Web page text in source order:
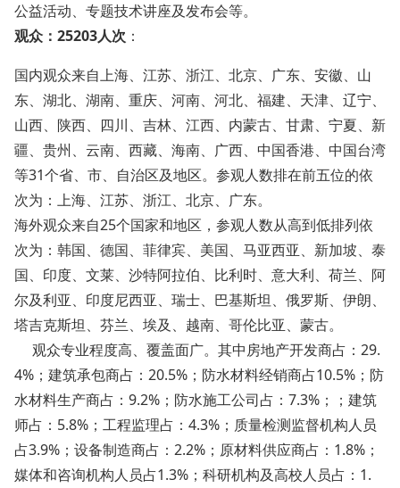
公益活动、专题技术讲座及发布会等。
观众：25203人次 ：
国内观众来自上海、江苏、浙江、北京、广东、安徽、山
东、湖北、湖南、重庆、河南、河北、福建、天津、辽宁、
山西、陕西、四川、吉林、江西、内蒙古、甘肃、宁夏、新
疆、贵州、云南、西藏、海南、广西、中国香港、中国台湾
等31个省、市、自治区及地区。参观人数排在前五位的依
次为：上海、江苏、浙江、北京、广东。
海外观众来自25个国家和地区，参观人数从高到低排列依
次为：韩国、德国、菲律宾、美国、马亚西亚、新加坡、泰
国、印度、文莱、沙特阿拉伯、比利时、意大利、荷兰、阿
尔及利亚、印度尼西亚、瑞士、巴基斯坦、俄罗斯、伊朗、
塔吉克斯坦、芬兰、埃及、越南、哥伦比亚、蒙古。
观众专业程度高、覆盖面广。其中房地产开发商占：29.
4%；建筑承包商占：20.5%；防水材料经销商占10.5%；防
水材料生产商占：9.2%；防水施工公司占：7.3%；；建筑
师占：5.8%；工程监理占：4.3%；质量检测监督机构人员
占3.9%；设备制造商占：2.2%；原材料供应商占：1.8%；
媒体和咨询机构人员占1.3%；科研机构及高校人员占：1.